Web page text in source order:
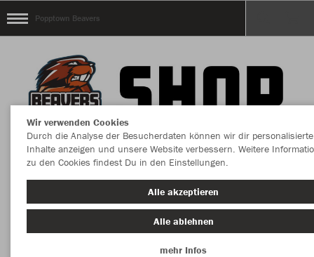
Popptown Beavers
Herzlich Willkommen im Teamshop Popptown
Beavers
Wir verwenden Cookies
Durch die Analyse der Besucherdaten können wir dir personalisierte
Inhalte anzeigen und unsere Website verbessern. Weitere
zu den Cookies findest Du in den Einstellungen.
Alle akzeptieren
Alle ablehnen
mehr Infos